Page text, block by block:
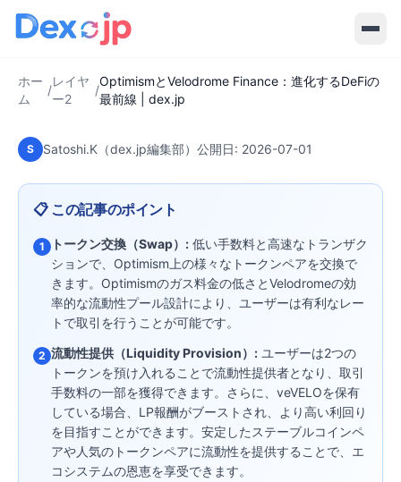
ホー
ム
/
レイヤ
ー2
/
OptimismとVelodrome Finance：進化するDeFiの
最前線 | dex.jp
2026-07-01
OptimismとVelodrome Finance：進
化するDeFiの最前線 | dex.jp
S Satoshi.K（dex.jp編集部） 公開日: 2026-07-01
📋 この記事のポイント
1 トークン交換（Swap）: 低い手数料と高速なトランザク
ションで、Optimism上の様々なトークンペアを交換で
きます。Optimismのガス料金の低さとVelodromeの効
率的な流動性プール設計により、ユーザーは有利なレー
トで取引を行うことが可能です。
2 流動性提供（Liquidity Provision）: ユーザーは2つの
トークンを預け入れることで流動性提供者となり、取引
手数料の一部を獲得できます。さらに、veVELOを保有
している場合、LP報酬がブーストされ、より高い利回り
を目指すことができます。安定したステーブルコインペ
アや人気のトークンペアに流動性を提供することで、エ
コシステムの恩恵を享受できます。